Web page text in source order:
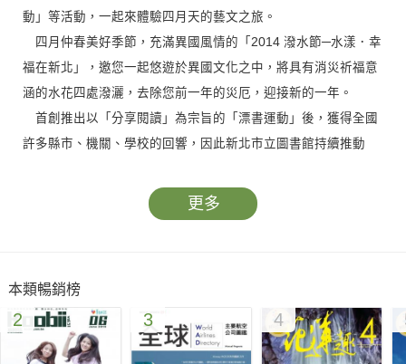
動」等活動，一起來體驗四月天的藝文之旅。
四月仲春美好季節，充滿異國風情的「2014 潑水節─水漾．幸
福在新北」，邀您一起悠遊於異國文化之中，將具有消災祈福意
涵的水花四處潑灑，去除您前一年的災厄，迎接新的一年。
首創推出以「分享閱讀」為宗旨的「漂書運動」後，獲得全國
許多縣市、機關、學校的回響，因此新北市立圖書館持續推動
家，透過心得分享、多元閱讀互動與民眾分享漂書議題。
為了讓民眾在八里悠閒自然的環境中親近考古、認識博物館，
中讓我們一起成為最酷炫的植物考古達人。
最後是「2014 新北市客家桐花祭系列活動」，將在土城、三
芝、瑞芳、石碇、三峽、深坑陸續登場，除了宜人花景外，還有
更多
本類暢銷榜
2 3 4